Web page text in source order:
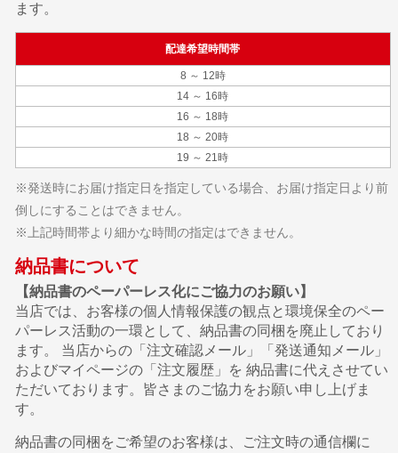
ます。
配達希望時間帯
8 ～ 12時
14 ～ 16時
16 ～ 18時
18 ～ 20時
19 ～ 21時
※発送時にお届け指定日を指定している場合、お届け指定日より前
倒しにすることはできません。
※上記時間帯より細かな時間の指定はできません。
納品書について
【納品書のペーパーレス化にご協力のお願い】
当店では、お客様の個人情報保護の観点と環境保全のペー
パーレス活動の一環として、納品書の同梱を廃止しており
ます。 当店からの「注文確認メール」「発送通知メール」
およびマイページの「注文履歴」を 納品書に代えさせてい
ただいております。皆さまのご協力をお願い申し上げま
す。
納品書の同梱をご希望のお客様は、ご注文時の通信欄に